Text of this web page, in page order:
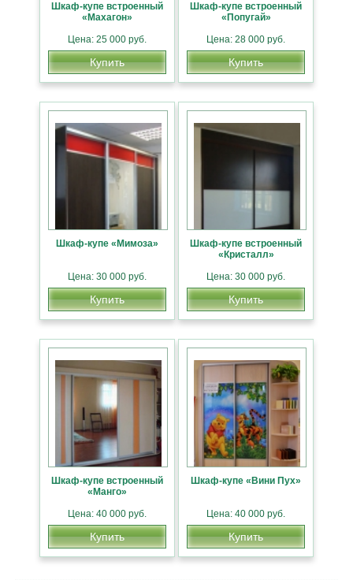
Шкаф-купе встроенный
«Махагон»
Цена: 25 000 руб.
Купить
Шкаф-купе встроенный
«Попугай»
Цена: 28 000 руб.
Купить
Шкаф-купе «Мимоза»
Цена: 30 000 руб.
Купить
Шкаф-купе встроенный
«Кристалл»
Цена: 30 000 руб.
Купить
Шкаф-купе встроенный
«Манго»
Цена: 40 000 руб.
Купить
Шкаф-купе «Вини Пух»
Цена: 40 000 руб.
Купить